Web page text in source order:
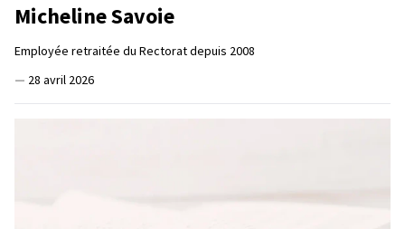
Micheline Savoie
Employée retraitée du Rectorat depuis 2008
— 28 avril 2026